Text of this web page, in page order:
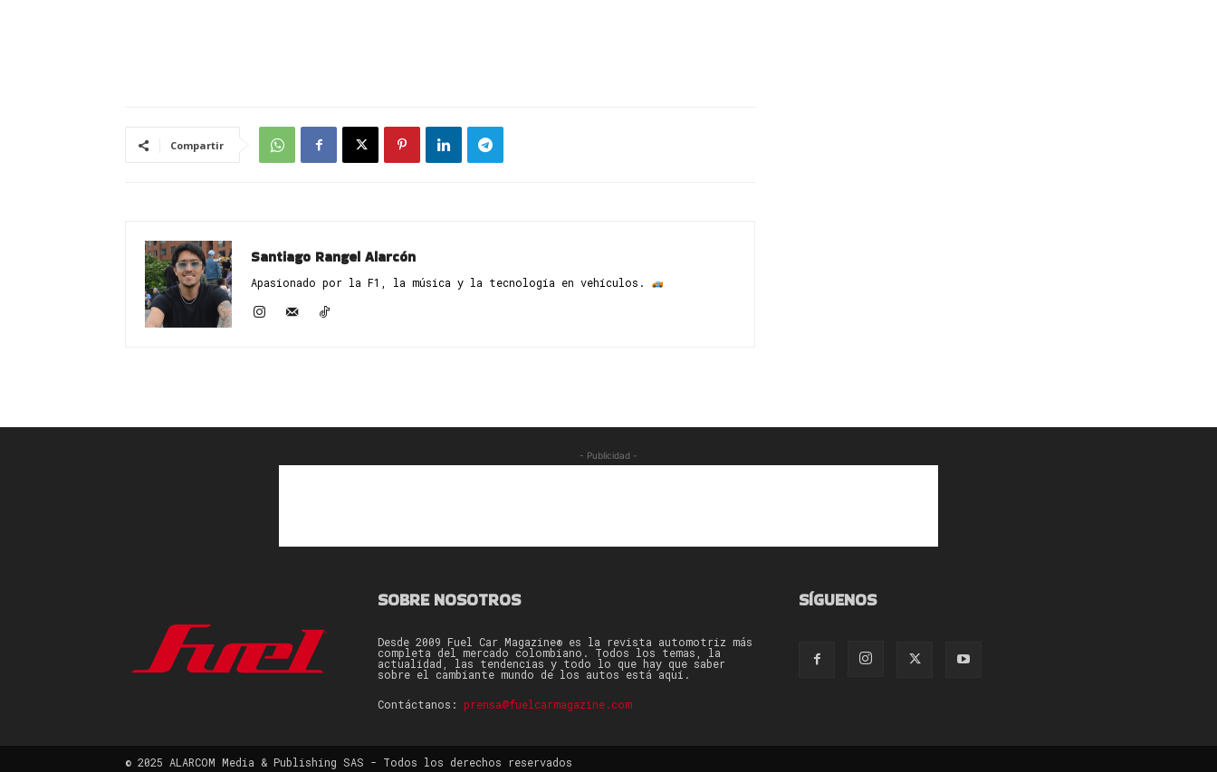
Compartir
Santiago Rangel Alarcón
Apasionado por la F1, la música y la tecnología en vehículos. ​
- Publicidad -
SOBRE NOSOTROS
Desde 2009 Fuel Car Magazine® es la revista automotriz más
completa del mercado colombiano. Todos los temas, la
actualidad, las tendencias y todo lo que hay que saber
sobre el cambiante mundo de los autos está aquí.
Contáctanos: prensa@fuelcarmagazine.com
SÍGUENOS
© 2025 ALARCOM Media & Publishing SAS - Todos los derechos reservados